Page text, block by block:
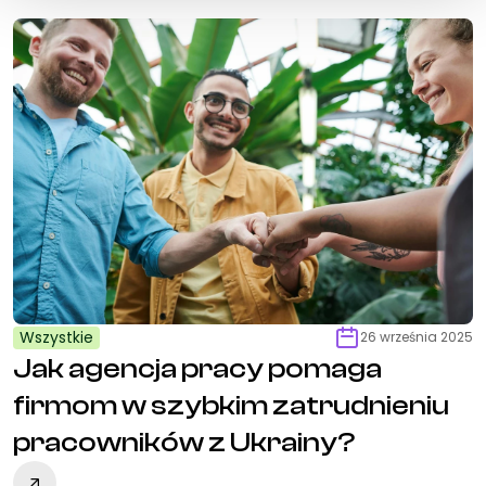
Wszystkie 26 września 2025
Jak agencja pracy pomaga
firmom w szybkim zatrudnieniu
pracowników z Ukrainy?